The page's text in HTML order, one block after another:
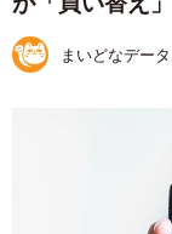
まいどなデータ